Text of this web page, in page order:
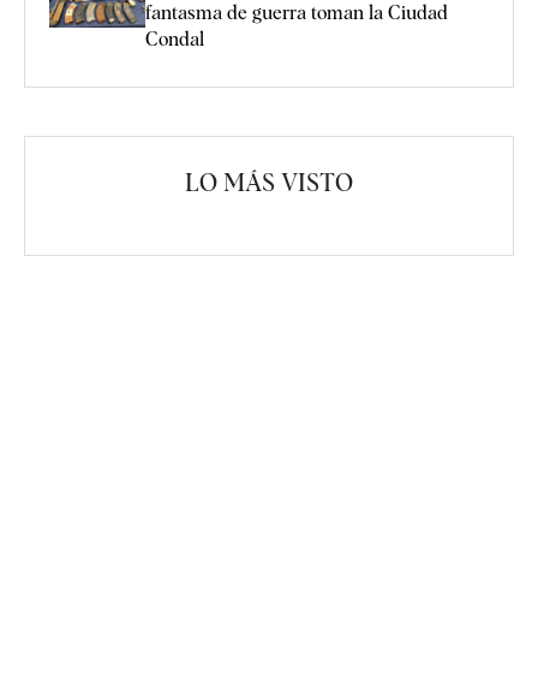
fantasma de guerra toman la Ciudad
Condal
LO MÁS VISTO